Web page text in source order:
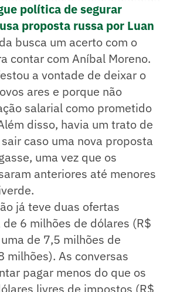
política de segurar
proposta russa por Luan
busca um acerto com o
contar com Aníbal Moreno.
a vontade de deixar o
ares e porque não
salarial como prometido
disso, havia um trato de
caso uma nova proposta
uma vez que os
anteriores até menores
já teve duas ofertas
6 milhões de dólares (R$
de 7,5 milhões de
milhões). As conversas
pagar menos do que os
livres de impostos (R$